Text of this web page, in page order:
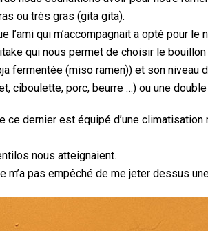
ou très gras (gita gita).
l’ami qui m’accompagnait a opté pour le
qui nous permet de choisir le
fermentée (miso ramen)) et son niveau
ciboulette, porc, beurre …) ou une
dernier est équipé d’une
nous atteignaient.
m’a pas empêché de me jeter dessus